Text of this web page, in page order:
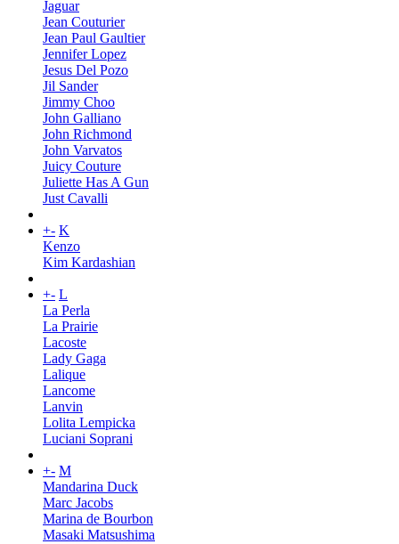
Jaguar
Jean Couturier
Jean Paul Gaultier
Jennifer Lopez
Jesus Del Pozo
Jil Sander
Jimmy Choo
John Galliano
John Richmond
John Varvatos
Juicy Couture
Juliette Has A Gun
Just Cavalli
+- K
Kenzo
Kim Kardashian
+- L
La Perla
La Prairie
Lacoste
Lady Gaga
Lalique
Lancome
Lanvin
Lolita Lempicka
Luciani Soprani
+- M
Mandarina Duck
Marc Jacobs
Marina de Bourbon
Masaki Matsushima